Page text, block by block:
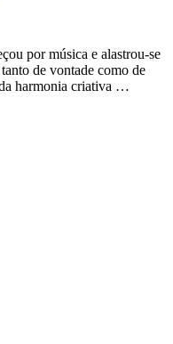
por música e alastrou-se
de vontade como de
harmonia criativa …